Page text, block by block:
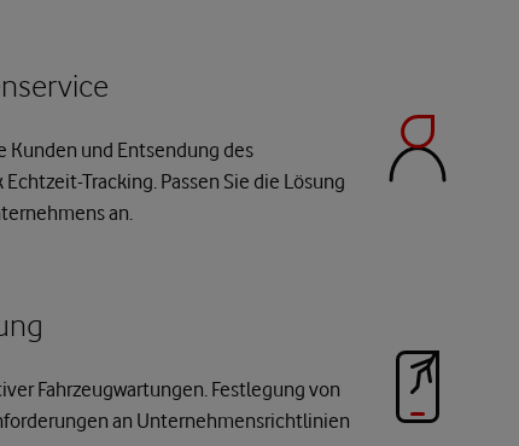
Kunden und Entsendung des
Tracking. Passen Sie die Lösung
an.
Fahrzeugwartungen. Festlegung von
an Unternehmensrichtlinien